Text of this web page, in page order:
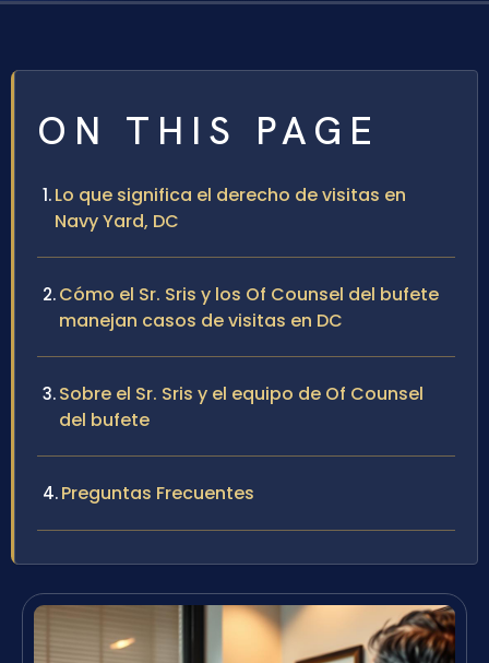
ON THIS PAGE
Lo que significa el derecho de visitas en
Navy Yard, DC
Cómo el Sr. Sris y los Of Counsel del bufete
manejan casos de visitas en DC
Sobre el Sr. Sris y el equipo de Of Counsel
del bufete
Preguntas Frecuentes